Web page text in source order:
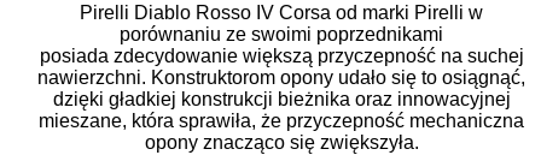
Pirelli Diablo Rosso IV Corsa od marki Pirelli w
porównaniu ze swoimi poprzednikami
posiada zdecydowanie większą przyczepność na suchej
nawierzchni. Konstruktorom opony udało się to osiągnąć,
dzięki gładkiej konstrukcji bieżnika oraz innowacyjnej
mieszane, która sprawiła, że przyczepność mechaniczna
opony znacząco się zwiększyła.